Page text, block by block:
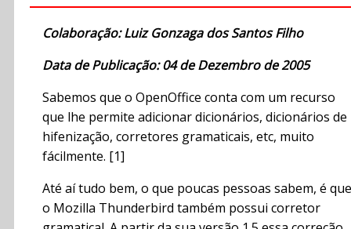
Colaboração: Luiz Gonzaga dos Santos Filho
Data de Publicação: 04 de Dezembro de 2005
Sabemos que o OpenOffice conta com um recurso
que lhe permite adicionar dicionários, dicionários de
hifenização, corretores gramaticais, etc, muito
fácilmente. [1]
Até aí tudo bem, o que poucas pessoas sabem, é que
o Mozilla Thunderbird também possui corretor